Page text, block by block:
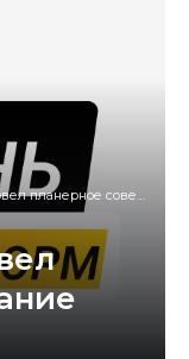
совещание Кабмина РА